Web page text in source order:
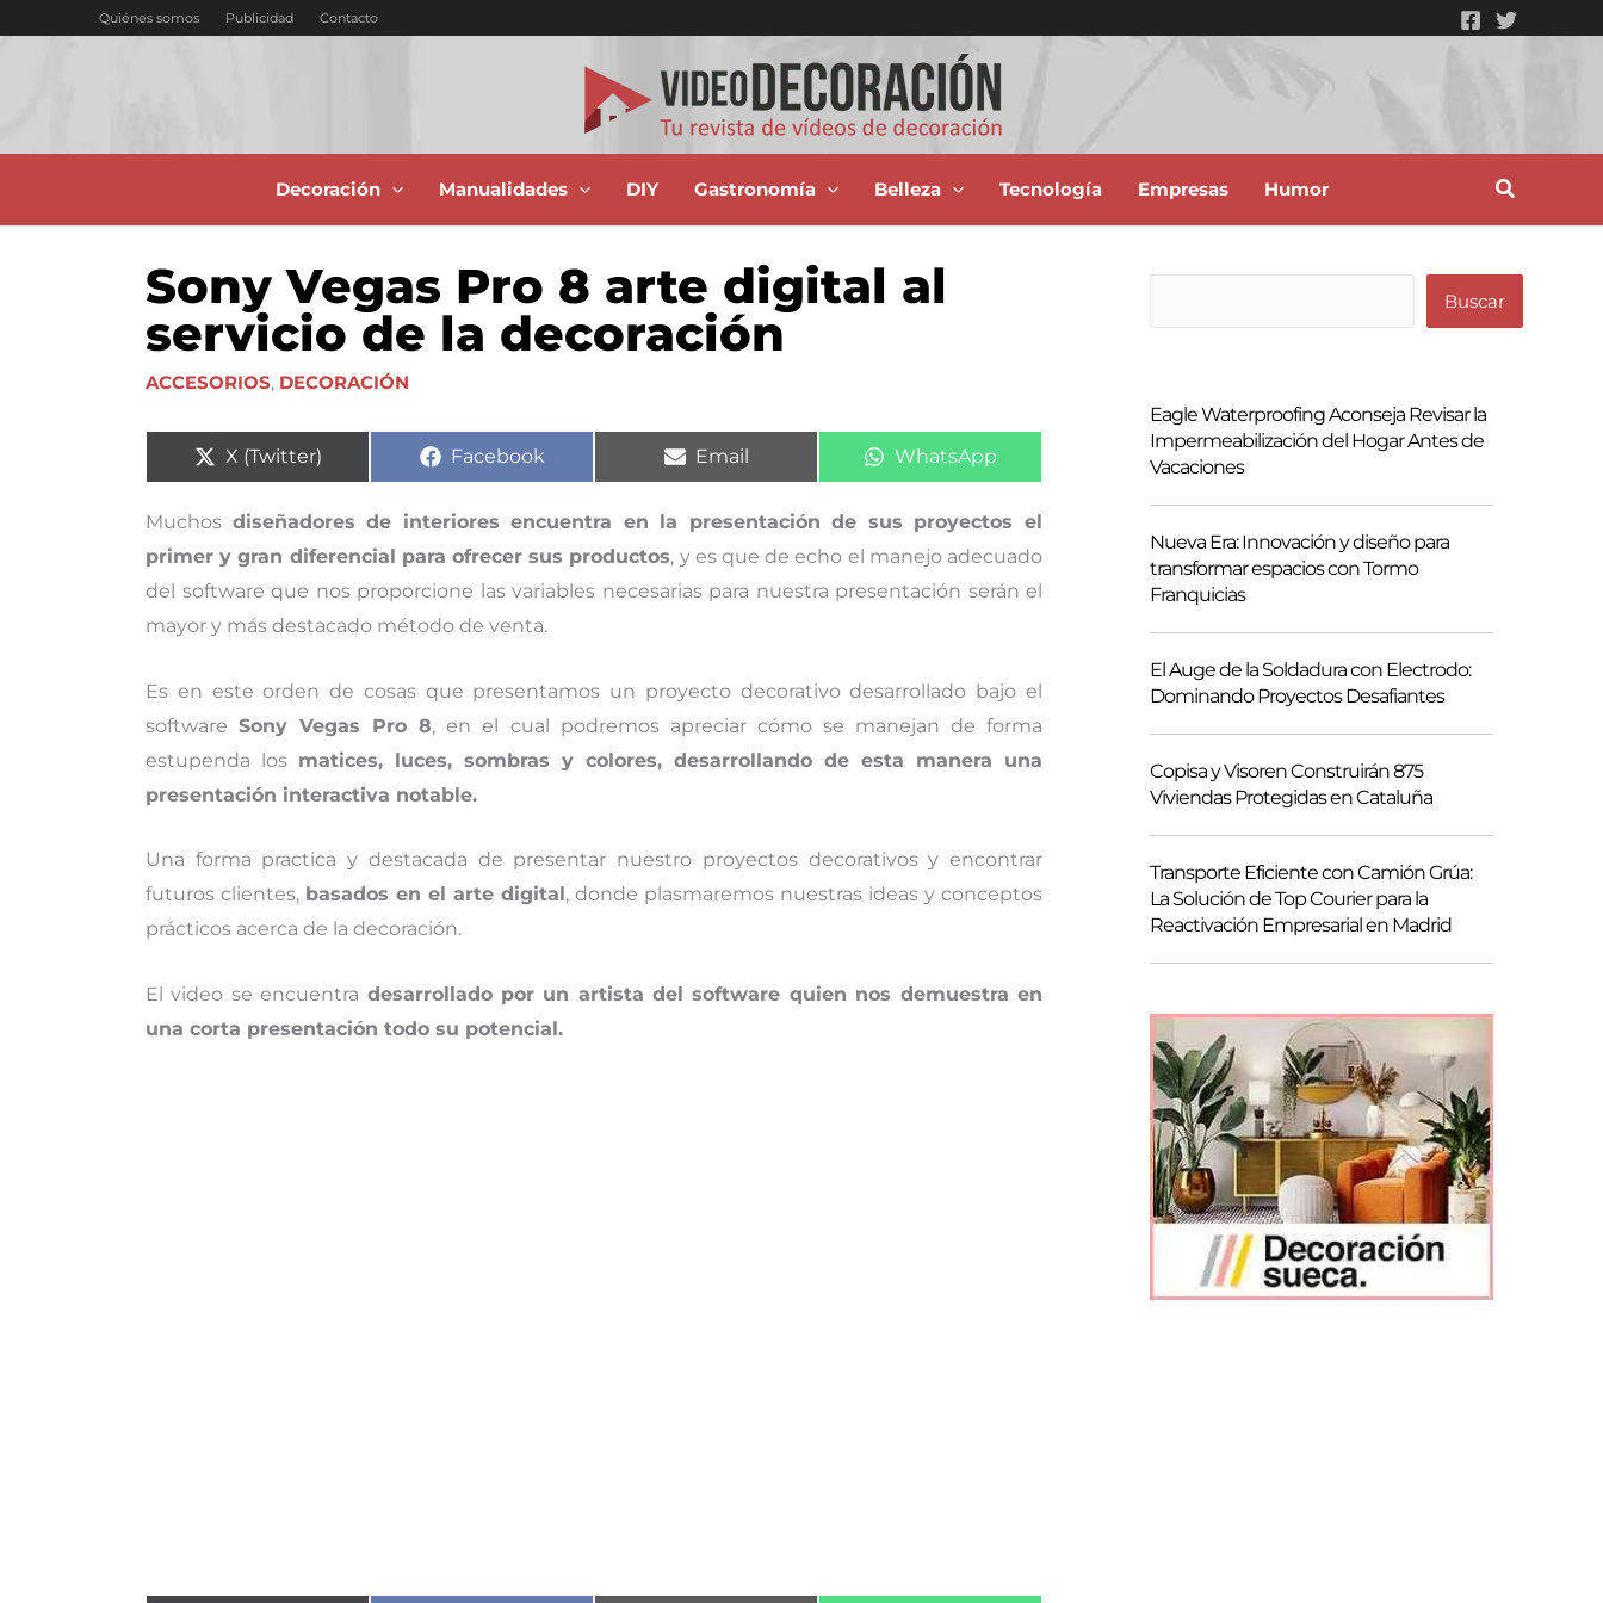
Quiénes somos Publicidad Contacto
Decoración Manualidades DIY Gastronomía Belleza Tecnología Empresas Humor
Sony Vegas Pro 8 arte digital al
servicio de la decoración
ACCESORIOS, DECORACIÓN
Compartir
en
X (Twitter)
Compartir
Facebook
Compartir
Email
Compartir
WhatsApp
Muchos diseñadores de interiores encuentra en la presentación de sus proyectos el
primer y gran diferencial para ofrecer sus productos, y es que de echo el manejo adecuado
del software que nos proporcione las variables necesarias para nuestra presentación serán el
mayor y más destacado método de venta.
Es en este orden de cosas que presentamos un proyecto decorativo desarrollado bajo el
softwareSony Vegas Pro 8, en el cual podremos apreciar cómo se manejan de forma
estupenda los matices, luces, sombras y colores, desarrollando de esta manera una
presentación interactiva notable.
Una forma practica y destacada de presentar nuestro proyectos decorativos y encontrar
futuros clientes, basados en el arte digital , donde plasmaremos nuestras ideas y conceptos
prácticos acerca de la decoración.
El video se encuentra desarrollado por un artista del software quien nos demuestra en
una corta presentación todo su potencial.
a
r
Buscar
Eagle Waterproofing Aconseja Revisar la
Impermeabilización del Hogar Antes de
Vacaciones
Nueva Era: Innovación y diseño para
transformar espacios con Tormo
Franquicias
El Auge de la Soldadura con Electrodo:
Dominando Proyectos Desafiantes
Copisa y Visoren Construirán 875
Viviendas Protegidas en Cataluña
Transporte Eficiente con Camión Grúa:
La Solución de Top Courier para la
Reactivación Empresarial en Madrid